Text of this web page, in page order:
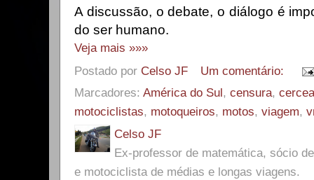
A discussão, o debate, o diálogo é
do ser humano.
Veja mais »»»
Postado por Celso JF
Um comentário:
Marcadores: América do Sul, censura,
motociclistas, motoqueiros, motos, viagem,
Celso JF
Ex-professor de matemática, sócio
e motociclista de médias e longas viagens.